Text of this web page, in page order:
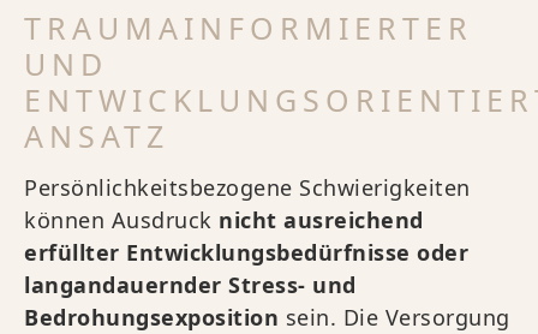
TRAUMAINFORMIERTER
UND
ANSATZ
Persönlichkeitsbezogene Schwierigkeiten
können Ausdruck nicht ausreichend
erfüllter Entwicklungsbedürfnisse oder
langandauernder Stress- und
Bedrohungsexposition sein. Die Versorgung